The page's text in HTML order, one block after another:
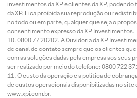
investimentos da XP e clientes da XP, podendo
da XP. Fica proibida sua reprodução ou
no todo ou em parte, qualquer que seja o
consentimento expresso da XP Investimentos.
0800 77 20202. A Ouvidoria da XP
de canal de contato sempre que os clientes
com as soluções dadas pela empresa aos seus
ser realizado por meio do telefone: 0800 722
O custo da operação e a política de
de custos operacionais disponibilizadas no site
www.xpi.com.br.